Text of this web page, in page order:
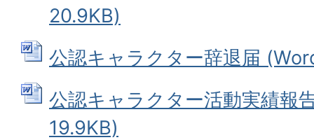
20.9KB)
公認キャラクター辞退届
公認キャラクター活動実績報
19.9KB)